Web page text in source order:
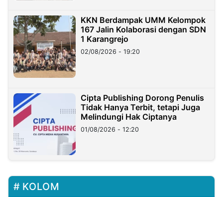
KKN Berdampak UMM Kelompok
167 Jalin Kolaborasi dengan SDN
1 Karangrejo
02/08/2026 - 19:20
Cipta Publishing Dorong Penulis
Tidak Hanya Terbit, tetapi Juga
Melindungi Hak Ciptanya
01/08/2026 - 12:20
KOLOM